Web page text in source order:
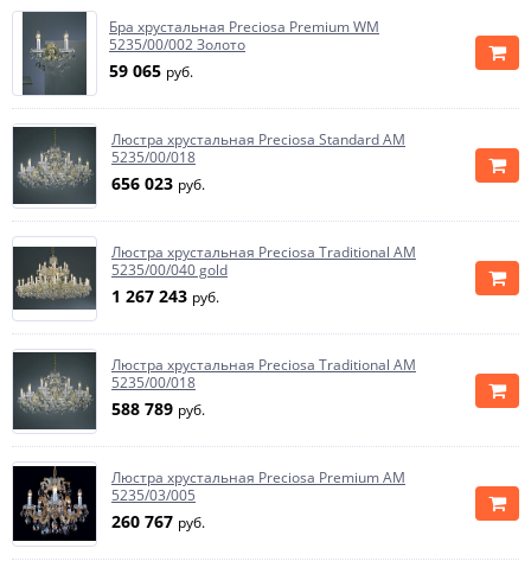
Бра хрустальная Preciosa Premium WM
5235/00/002 Золото
59 065 руб.
Люстра хрустальная Preciosa Standard AM
5235/00/018
656 023 руб.
Люстра хрустальная Preciosa Traditional AM
5235/00/040 gold
1 267 243 руб.
Люстра хрустальная Preciosa Traditional AM
5235/00/018
588 789 руб.
Люстра хрустальная Preciosa Premium AM
5235/03/005
260 767 руб.